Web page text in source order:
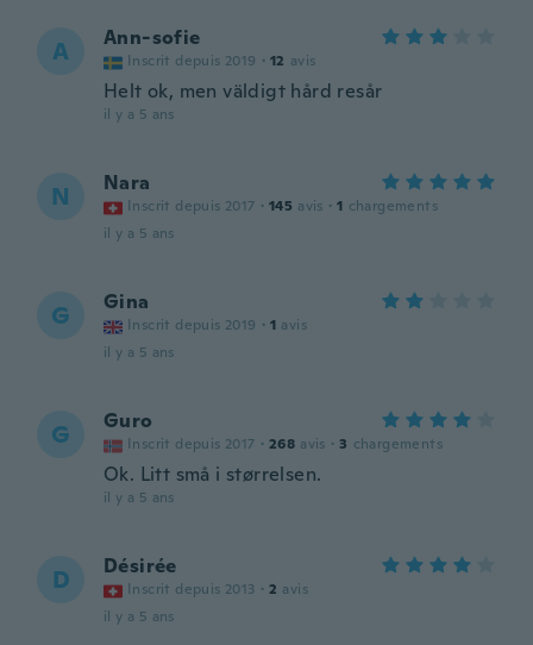
A Ann-sofie
Inscrit depuis 2019 · 12 avis
Helt ok, men väldigt hård resår
il y a 5 ans
N Nara
Inscrit depuis 2017 · 145 avis · 1 chargements
il y a 5 ans
G Gina
Inscrit depuis 2019 · 1 avis
il y a 5 ans
G Guro
Inscrit depuis 2017 · 268 avis · 3 chargements
Ok. Litt små i størrelsen.
il y a 5 ans
D Désirée
Inscrit depuis 2013 · 2 avis
il y a 5 ans